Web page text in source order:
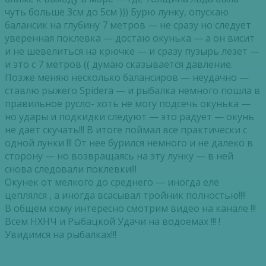
чуть больше 3см до 5см ))) Бурю лунку, опускаю
балансик на глубину 7 метров — не сразу но следует
уверенная поклевка — достаю окунька — а он висит
и не шевелиться на крючке — и сразу пузырь лезет —
и это с 7 метров (( думаю сказывается давление.
Позже меняю несколько балансиров — неудачно —
ставлю рыжего Spidera — и рыбалка немного пошла в
правильное русло- хоть не могу подсечь окунька —
но удары и подкидки следуют — это радует — окунь
не дает скучать!!! В итоге поймал все практически с
одной лунки !!! От нее бурился немного и не далеко в
сторону — но возвращаясь на эту лунку — в ней
снова следовали поклевки!!!
Окунек от мелкого до среднего — иногда еле
цеплялся , а иногда всасывал тройник полностью!!!!
В общем кому интересно смотрим видео на канале !!!
Всем НХНЧ и Рыбацкой Удачи на водоемах !!! !
Увидимся на рыбалках!!!